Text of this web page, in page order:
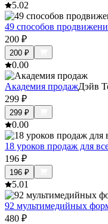
5.02
49 способов
200 ₽
200 ₽
0.00
Академия продажДэйв
299 ₽
299 ₽
0.00
18 уроков продаж для
196 ₽
196 ₽
5.01
92 мультимедийных
480 ₽